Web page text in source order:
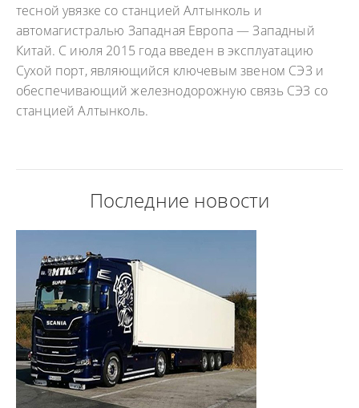
тесной увязке со станцией Алтынколь и
автомагистралью Западная Европа — Западный
Китай. С июля 2015 года введен в эксплуатацию
Сухой порт, являющийся ключевым звеном СЭЗ и
обеспечивающий железнодорожную связь СЭЗ со
станцией Алтынколь.
Последние новости